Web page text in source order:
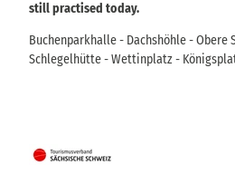
still practised today.
Buchenparkhalle - Dachshöhle - Obere
Schlegelhütte - Wettinplatz -